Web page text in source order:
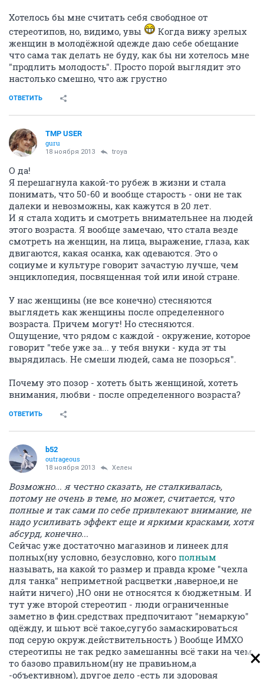
Хотелось бы мне считать себя свободное от
стереотипов, но, видимо, увы
Когда вижу зрелых
женщин в молодёжной одежде даю себе обещание
что сама так делать не буду, как бы ни хотелось мне
"продлить молодость". Просто порой выглядит это
настолько смешно, что аж грустно
ОТВЕТИТЬ
TMP USER
guru
18 ноября 2013 troya
О да!
Я перешагнула какой-то рубеж в жизни и стала
понимать, что 50-60 и вообще старость - они не так
далеки и невозможны, как кажутся в 20 лет.
И я стала ходить и смотреть внимательнее на людей
этого возраста. Я вообще замечаю, что стала везде
смотреть на женщин, на лица, выражение, глаза, как
двигаются, какая осанка, как одеваются. Это о
социуме и культуре говорит зачастую лучше, чем
энциклопедия, посвященная той или иной стране.
У нас женщины (не все конечно) стесняются
выглядеть как женщины после определенного
возраста. Причем могут! Но стесняются.
Ощущение, что рядом с каждой - окружение, которое
говорит "тебе уже за... у тебя внуки - куда эт ты
вырядилась. Не смеши людей, сама не позорься".
Почему это позор - хотеть быть женщиной, хотеть
внимания, любви - после определенного возраста?
ОТВЕТИТЬ
b52
outrageous
18 ноября 2013 Хелен
Возможно... я честно сказать, не сталкивалась,
потому не очень в теме, но может, считается, что
полные и так сами по себе привлекают внимание, не
надо усиливать эффект еще и яркими красками, хотя
абсурд, конечно...
Сейчас уже достаточно магазинов и линеек для
полных(ну условно, безусловно, кого полным
называть, на какой то размер и правда кроме "чехла
для танка" неприметной расцветки ,наверное,и не
найти ничего) ,НО они не относятся к бюджетным. И
тут уже второй стереотип - люди ограниченные
заметно в фин.средствах предпочитают "немаркую"
одёжду, и шьют всё такое,сугубо замаскироваться
под серую окруж.действительность ) Вообще ИМХО
стереотипы не так редко замешанны всё таки на чем
то базово правильном(ну не правиьном,а
-объективном), другое дело -есть ли здоровая